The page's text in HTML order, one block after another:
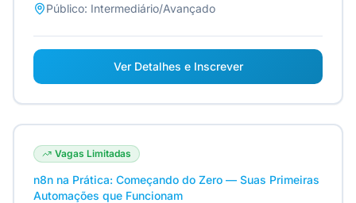
Público: Intermediário/Avançado
Ver Detalhes e Inscrever
Vagas Limitadas
n8n na Prática: Começando do Zero — Suas Primeiras
Automações que Funcionam